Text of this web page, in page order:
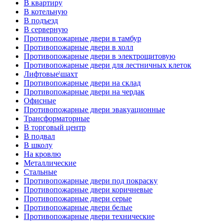
В квартиру
В котельную
В подъезд
В серверную
Противопожарные двери в тамбур
Противопожарные двери в холл
Противопожарные двери в электрощитовую
Противопожарные двери для лестничных клеток
Лифтовые\шахт
Противопожарные двери на склад
Противопожарные двери на чердак
Офисные
Противопожарные двери эвакуационные
Трансформаторные
В торговый центр
В подвал
В школу
На кровлю
Металлические
Стальные
Противопожарные двери под покраску
Противопожарные двери коричневые
Противопожарные двери серые
Противопожарные двери белые
Противопожарные двери технические